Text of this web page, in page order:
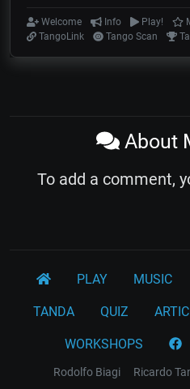
Welcome Info Play!
TangoLink
Tango Scan
About
To add a comment,
PLAY MUSIC
TANDA QUIZ
WORKSHOPS
Rodolfo Biagi Ricardo